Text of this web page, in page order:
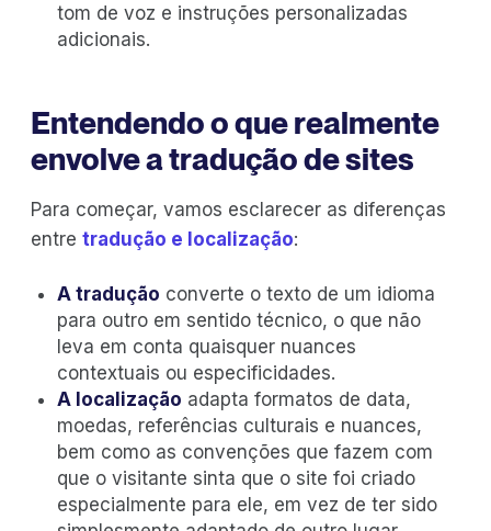
tom de voz e instruções personalizadas
adicionais.
Entendendo o que realmente
envolve a tradução de sites
Para começar, vamos esclarecer as diferenças
entre tradução e localização:
A tradução converte o texto de um idioma
para outro em sentido técnico, o que não
leva em conta quaisquer nuances
contextuais ou especificidades.
A localização adapta formatos de data,
moedas, referências culturais e nuances,
bem como as convenções que fazem com
que o visitante sinta que o site foi criado
especialmente para ele, em vez de ter sido